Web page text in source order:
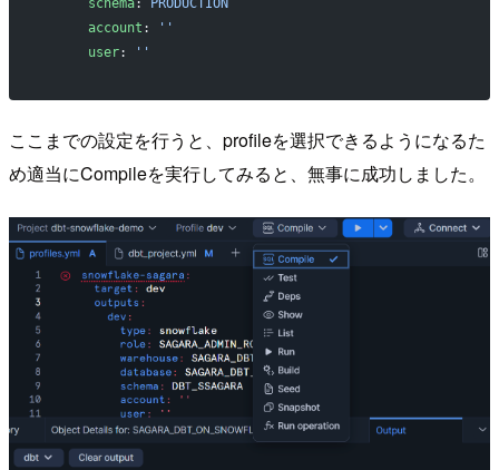
      account
:
''
      user
: ''
ここまでの設定を行うと、profileを選択できるようになるた
め適当にCompileを実行してみると、無事に成功しました。